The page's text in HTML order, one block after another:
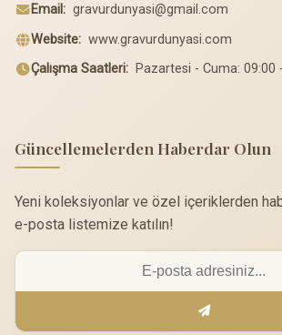
Email: gravurdunyasi@gmail.com
Website: www.gravurdunyasi.com
Çalışma Saatleri: Pazartesi - Cuma: 09:00
Güncellemelerden Haberdar Olun
Yeni koleksiyonlar ve özel içeriklerden
e-posta listemize katılın!